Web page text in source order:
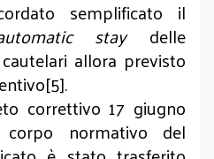
semplificato il
stay delle
allora previsto
correttivo 17 giugno
normativo del